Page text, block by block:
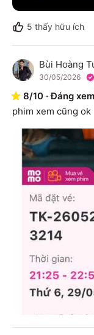
5 thấy hữu ích
B Bùi Hoàng
30/05/2026
8/10 ·Đáng xem
phim xem cũng ok